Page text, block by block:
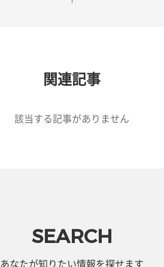
関連記事
該当する記事がありません
SEARCH
あなたが知りたい情報を探せます